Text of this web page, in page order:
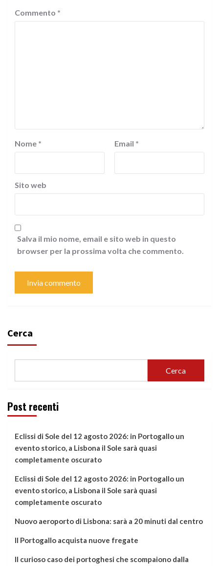
Commento *
Nome * Email *
Sito web
Salva il mio nome, email e sito web in questo
browser per la prossima volta che commento.
Cerca
Cerca
Post recenti
Eclissi di Sole del 12 agosto 2026: in Portogallo un
evento storico, a Lisbona il Sole sarà quasi
completamente oscurato
Eclissi di Sole del 12 agosto 2026: in Portogallo un
evento storico, a Lisbona il Sole sarà quasi
completamente oscurato
Nuovo aeroporto di Lisbona: sarà a 20 minuti dal centro
Il Portogallo acquista nuove fregate
Il curioso caso dei portoghesi che scompaiono dalla